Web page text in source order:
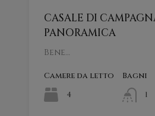
CASALE DI
PANORAMICA
Bene…
Camere da letto
4
Bagni
1